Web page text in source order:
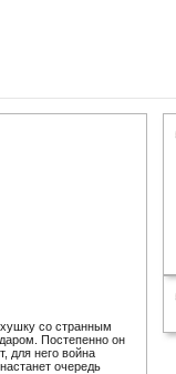
со странным
Постепенно он
для него война
очередь